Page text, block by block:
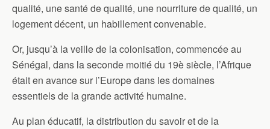
qualité, une santé de qualité, une nourriture de qualité, un
logement décent, un habillement convenable.
Or, jusqu’à la veille de la colonisation, commencée au
Sénégal, dans la seconde moitié du 19è siècle, l’Afrique
était en avance sur l’Europe dans les domaines
essentiels de la grande activité humaine.
Au plan éducatif, la distribution du savoir et de la